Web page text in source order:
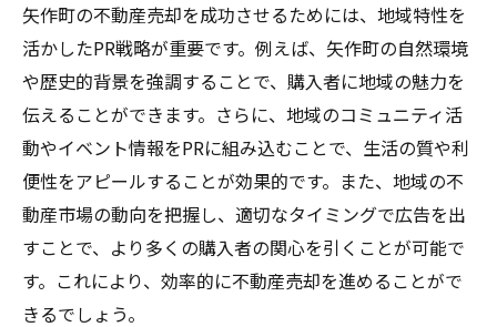
矢作町の不動産売却を成功させるためには、地域特性を
活かしたPR戦略が重要です。例えば、矢作町の自然環境
や歴史的背景を強調することで、購入者に地域の魅力を
伝えることができます。さらに、地域のコミュニティ活
動やイベント情報をPRに組み込むことで、生活の質や利
便性をアピールすることが効果的です。また、地域の不
動産市場の動向を把握し、適切なタイミングで広告を出
すことで、より多くの購入者の関心を引くことが可能で
す。これにより、効率的に不動産売却を進めることがで
きるでしょう。